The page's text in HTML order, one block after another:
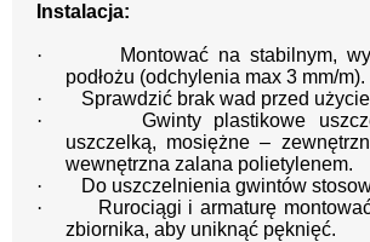
Instalacja:
·
Montować na stabilnym,
podłożu (odchylenia max 3 mm/m).
·
Sprawdzić brak wad przed
·
Gwinty plastikowe
uszczelką, mosiężne –
wewnętrzna zalana polietylenem.
·
Do uszczelnienia gwintów
·
Rurociągi i armaturę
zbiornika, aby uniknąć pęknięć.